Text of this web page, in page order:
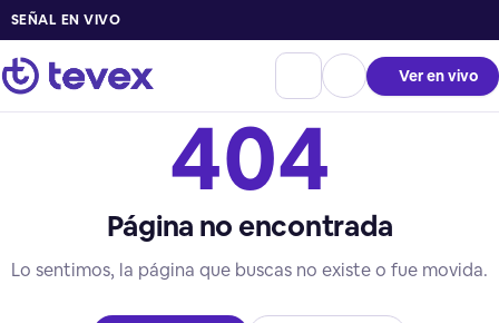
SEÑAL EN VIVO
Ver en vivo
404
Página no encontrada
Lo sentimos, la página que buscas no existe o fue movida.